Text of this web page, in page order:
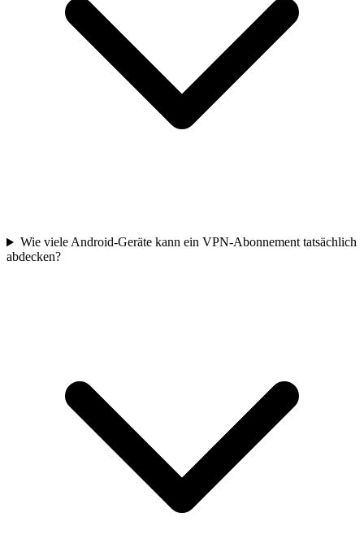
Wie viele Android-Geräte kann ein VPN-Abonnement tatsächlich
abdecken?